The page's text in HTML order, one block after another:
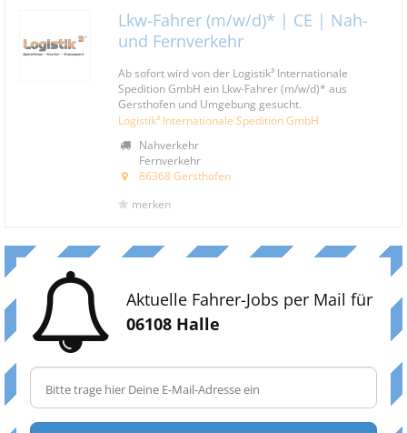
Lkw-Fahrer (m/w/d)* | CE | Nah-
und Fernverkehr
Ab sofort wird von der Logistik³ Internationale
Spedition GmbH ein Lkw-Fahrer (m/w/d)* aus
Gersthofen und Umgebung gesucht.
Logistik³ Internationale Spedition GmbH
Nahverkehr
Fernverkehr
86368 Gersthofen
merken
Aktuelle Fahrer-Jobs per Mail für
06108 Halle